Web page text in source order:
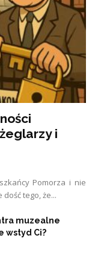
i
Pomorza i nie
tego, że...
muzealne
wstyd Ci?